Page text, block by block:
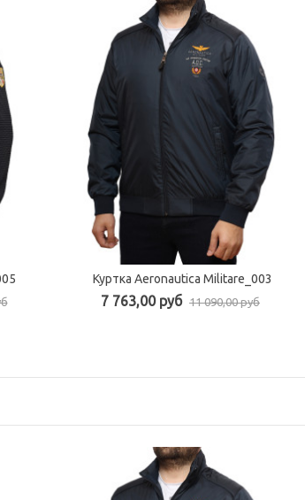
Быстрый просмотр
Куртка Aeronautica Militare_003
7 763,00 руб 11 090,00 руб